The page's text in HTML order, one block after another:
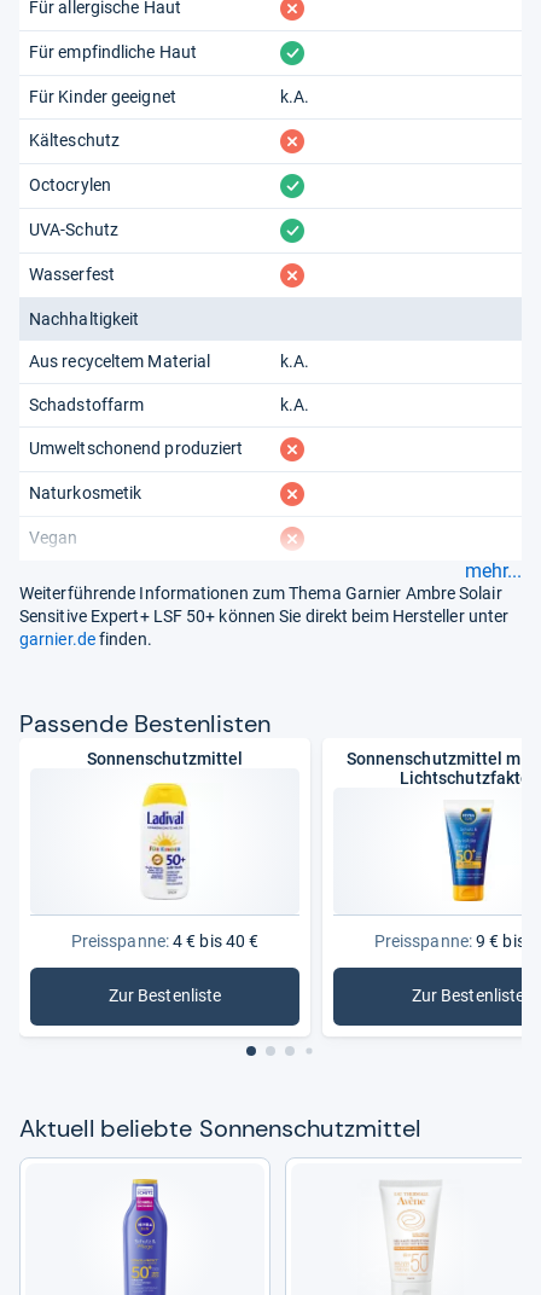
Für allergische Haut fehlt
Für empfindliche Haut vorhanden
Für Kinder geeignet k.A.
Kälteschutz fehlt
Octocrylen vorhanden
UVA-Schutz vorhanden
Wasserfest fehlt
Nachhaltigkeit
Aus recyceltem Material k.A.
Schadstoffarm k.A.
Umweltschonend produziert fehlt
Naturkosmetik fehlt
Vegan fehlt
mehr...
Weiterführende Informationen zum Thema Garnier Ambre Solair
Sensitive Expert+ LSF 50+ können Sie direkt beim Hersteller unter
garnier.definden.
Pas­sende Bes­ten­lis­ten
Sonnenschutzmittel
Preisspanne:4 € bis 40 €
Zur Bestenliste: Sonnenschutzmittel
Sonnenschutzmittel mit
Lichtschutzfaktor
Preisspanne:9 € bis
Zur Bestenliste
:
Aktu­ell beliebte Son­nen­schutz­mit­tel